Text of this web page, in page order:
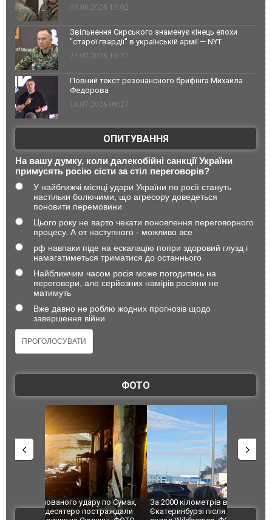
03.08.2026 13:02
Звільнення Сирського знаменує кінець епохи
"старої гвардії" в українській армії — NYT
23.07.2026 10:32
Повний текст резонансного брифінга Михайла
Федорова
18.07.2026 09:27
ОПИТУВАННЯ
На вашу думку, коли далекобійні санкції України
примусять росію сісти за стіл переговорів?
У найближчі місяці удари України по росії стануть
настільки болючими, що агресору доведеться
поновити перемовини
Цього року не варто чекати поновлення переговорного
процесу. А от наступного - можливо все
рф навпаки піде на ескалацію попри здоровий глузд і
намагатиметься триматися до останнього
Найближчим часом росія може погодитись на
переговори, але серйозних намірів росіяни не
матимуть
Вже давно не роблю жодних прогнозів щодо
завершення війни
ФОТО
За 2000 кілометрів від кордону з Україною: в
Єкатеринбурзі після атаки дронів загорівся
"Мої